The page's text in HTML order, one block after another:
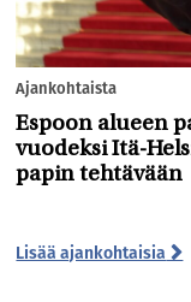
Ajankohtaista
Espoon alueen
vuodeksi Itä-
papin tehtävään
Lisää ajankohtaisia